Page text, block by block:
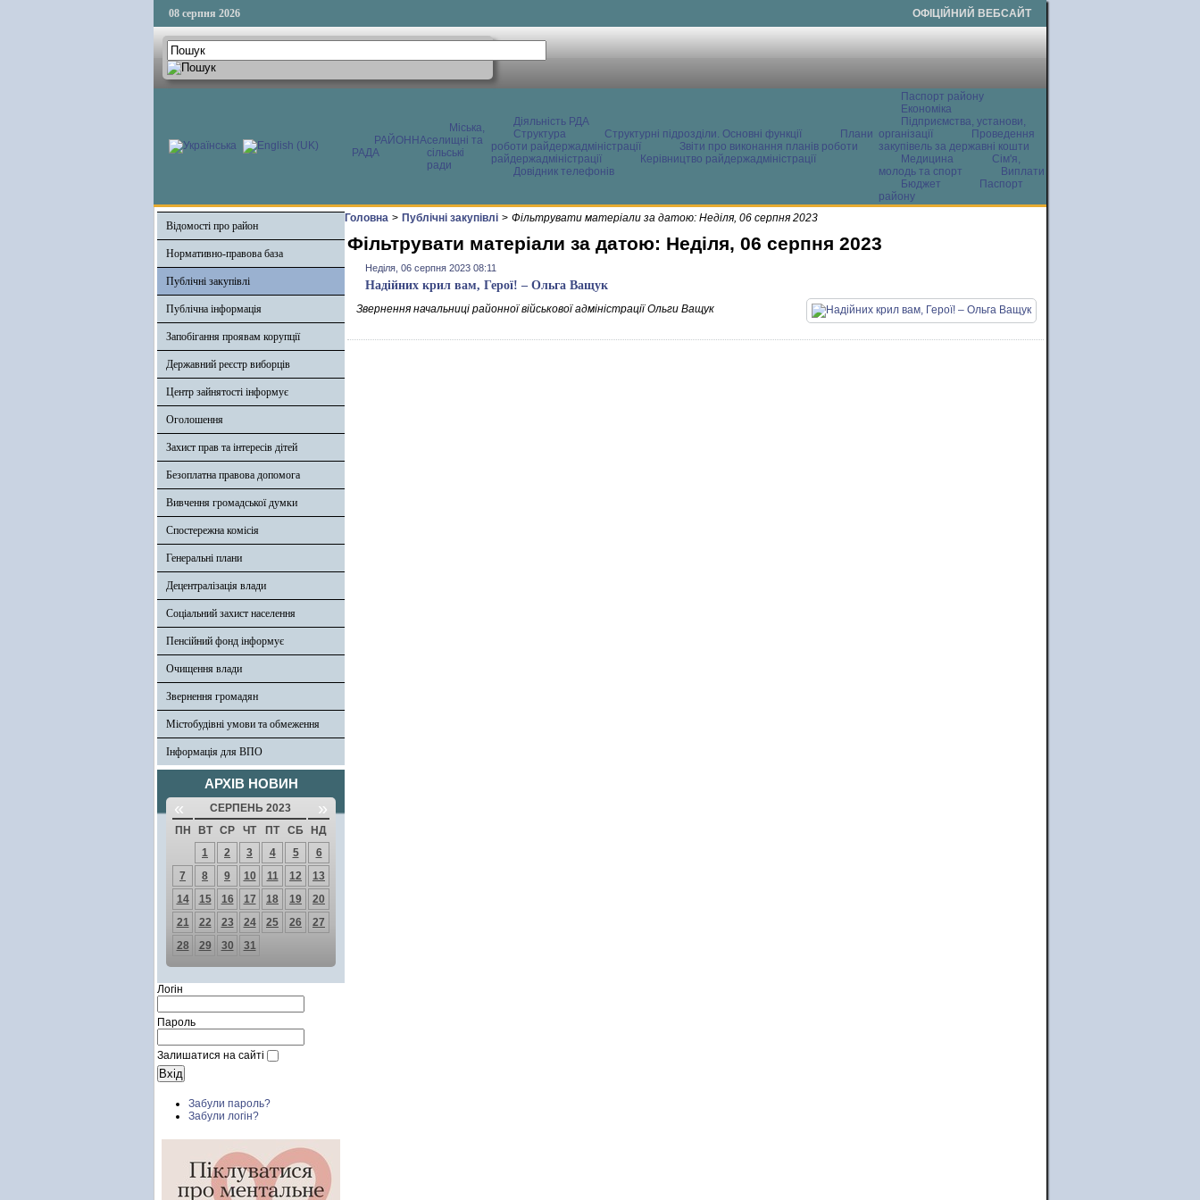
08 серпня 2026 ОФІЦІЙНИЙ ВЕБСАЙТ
РАЙОННА
РАДА
Міська,
селищні та
сільські
ради
Діяльність РДА
Структура
Структурні підрозділи. Основні функції
Плани
роботи райдержадміністрації
Звіти про виконання планів роботи
райдержадміністрації
Керівництво райдержадміністрації
Довідник телефонів
Паспорт району
Економіка
Підприємства, установи,
організації
Проведення
закупівель за державні кошти
Медицина
Сім'я,
молодь та спорт
Виплати
Бюджет
Паспорт
району
Відомості про район
Нормативно-правова база
Публічні закупівлі
Публічна інформація
Запобігання проявам корупції
Державний реєстр виборців
Центр зайнятості інформує
Оголошення
Захист прав та інтересів дітей
Безоплатна правова допомога
Вивчення громадської думки
Спостережна комісія
Генеральні плани
Децентралізація влади
Соціальний захист населення
Пенсійний фонд інформує
Очищення влади
Звернення громадян
Містобудівні умови та обмеження
Інформація для ВПО
АРХІВ НОВИН
« СЕРПЕНЬ 2023 »
ПН ВТ СР ЧТ ПТ СБ
НД
1
2 3 4 5
6
7
8 9 10 11 12
13
14
15 16 17 18 19
20
21
22 23 24 25 26
27
28
29 30 31
Логін
Пароль
Залишатися на сайті
Забули пароль?
Забули логін?
Головна > Публічні закупівлі > Фільтрувати матеріали за датою: Неділя, 06 серпня 2023
Фільтрувати матеріали за датою: Неділя, 06 серпня 2023
Неділя, 06 серпня 2023 08:11
Надійних крил вам, Герої! – Ольга Ващук
Звернення начальниці районної військової адміністрації Ольги Ващук